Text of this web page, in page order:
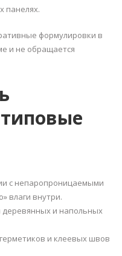
панелях.
формулировки в
и не обращается
с непаропроницаемыми
влаги внутри.
и напольных
и клеевых швов